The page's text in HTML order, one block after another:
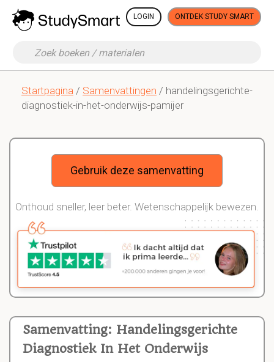
LOGIN ONTDEK STUDY SMART
Startpagina / Samenvattingen / handelingsgerichte-
diagnostiek-in-het-onderwijs-pamijer
Samenvatting: Handelingsgerichte
Diagnostiek In Het Onderwijs
Gebruik deze samenvatting
Onthoud sneller, leer beter. Wetenschappelijk bewezen.